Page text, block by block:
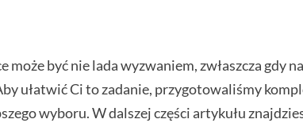
być nie lada wyzwaniem, zwłaszcza gdy
ułatwić Ci to zadanie, przygotowaliśmy
wyboru. W dalszej części artykułu